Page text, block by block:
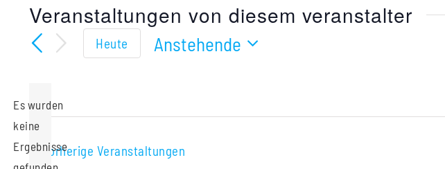
Veranstaltungen von diesem veranstalter
Hinweis
Es wurden
keine
Ergebnisse
Heute
Anstehende
Vorherige Veranstaltungen